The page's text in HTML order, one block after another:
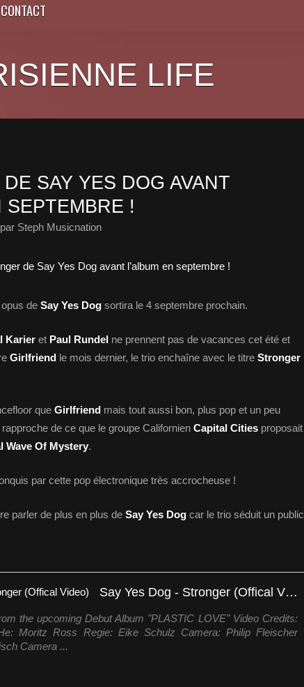
CONTACT
LIFE
SAY YES DOG AVANT
SEPTEMBRE !
par Steph Musicnation
de Say Yes Dog sortira le 4 septembre prochain.
Karier et Paul Rundel ne prennent pas de vacances cet été et
Girlfriend le mois dernier, le trio enchaîne avec le titre Stronger
que Girlfriend mais tout aussi bon, plus pop et un peu
de ce que le groupe Californien Capital Cities proposait
Wave Of Mystery.
par cette pop électronique très accrocheuse !
parler de plus en plus de Say Yes Dog car le trio séduit un public
Say Yes Dog - Stronger (Offical Video)
the upcoming Debut Album "PLASTIC LOVE" Video Credits:
Moritz Ross Regie: Eike Schulz Camera: Philip Fleischer
Camera ...